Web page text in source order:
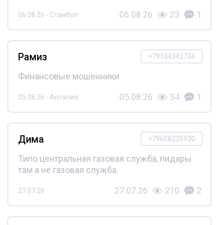
06.08.26 - Стамбул 06.08.26 23 1
+79104342734
Рамиз
Финансовые мошенники
05.08.26 - Анталия 05.08.26 34 1
+79608235930
Дима
Типо центральная газовая служба, пидары
там а не газовая служба.
27.07.26 27.07.26 210 2